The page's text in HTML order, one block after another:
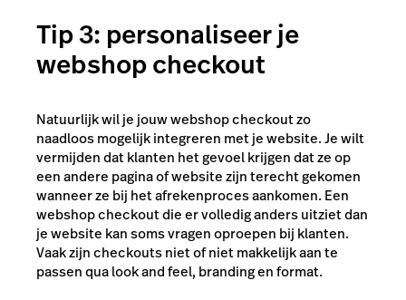
Tip 3: personaliseer je
webshop checkout
Natuurlijk wil je jouw webshop checkout zo
naadloos mogelijk integreren met je website. Je wilt
vermijden dat klanten het gevoel krijgen dat ze op
een andere pagina of website zijn terecht gekomen
wanneer ze bij het afrekenproces aankomen. Een
webshop checkout die er volledig anders uitziet dan
je website kan soms vragen oproepen bij klanten.
Vaak zijn checkouts niet of niet makkelijk aan te
passen qua look and feel, branding en format.